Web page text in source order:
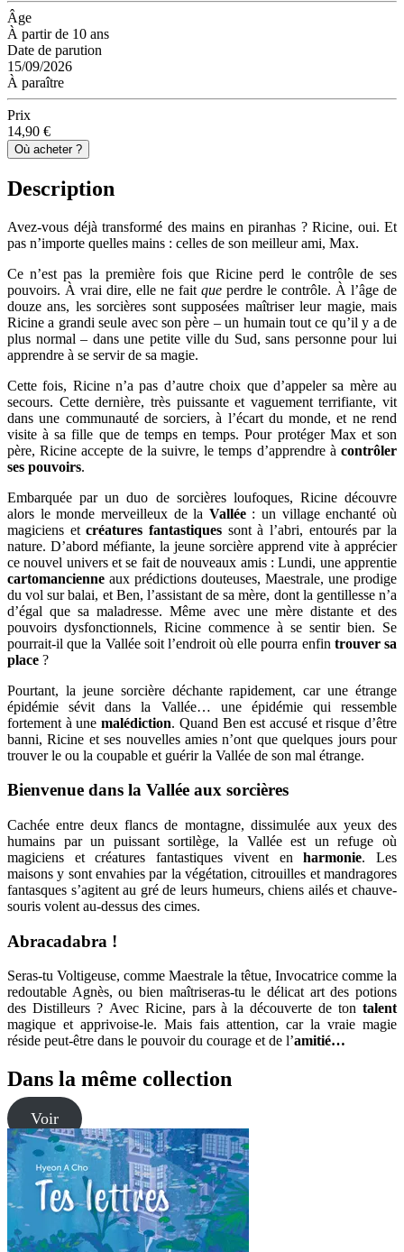
Âge
À partir de 10 ans
Date de parution
15/09/2026
À paraître
Prix
14,90 €
Où acheter ?
Description
Avez-vous déjà transformé des mains en piranhas ? Ricine, oui. Et
pas n’importe quelles mains : celles de son meilleur ami, Max.
Ce n’est pas la première fois que Ricine perd le contrôle de ses
pouvoirs. À vrai dire, elle ne fait que perdre le contrôle. À l’âge de
douze ans, les sorcières sont supposées maîtriser leur magie, mais
Ricine a grandi seule avec son père – un humain tout ce qu’il y a de
plus normal – dans une petite ville du Sud, sans personne pour lui
apprendre à se servir de sa magie.
Cette fois, Ricine n’a pas d’autre choix que d’appeler sa mère au
secours. Cette dernière, très puissante et vaguement terrifiante, vit
dans une communauté de sorciers, à l’écart du monde, et ne rend
visite à sa fille que de temps en temps. Pour protéger Max et son
père, Ricine accepte de la suivre, le temps d’apprendre à contrôler
ses pouvoirs.
Embarquée par un duo de sorcières loufoques, Ricine découvre
alors le monde merveilleux de la Vallée: un village enchanté où
magiciens etcréatures fantastiques sont à l’abri, entourés par la
nature. D’abord méfiante, la jeune sorcière apprend vite à apprécier
ce nouvel univers et se fait de nouveaux amis : Lundi, une apprentie
cartomancienne aux prédictions douteuses, Maestrale, une prodige
du vol sur balai, et Ben, l’assistant de sa mère, dont la gentillesse n’a
d’égal que sa maladresse. Même avec une mère distante et des
pouvoirs dysfonctionnels, Ricine commence à se sentir bien. Se
pourrait-il que la Vallée soit l’endroit où elle pourra enfin trouver sa
place ?
Pourtant, la jeune sorcière déchante rapidement, car une étrange
épidémie sévit dans la Vallée… une épidémie qui ressemble
fortement à unemalédiction. Quand Ben est accusé et risque d’être
banni, Ricine et ses nouvelles amies n’ont que quelques jours pour
trouver le ou la coupable et guérir la Vallée de son mal étrange.
Bienvenue dans la Vallée aux sorcières
Cachée entre deux flancs de montagne, dissimulée aux yeux des
humains par un puissant sortilège, la Vallée est un refuge où
magiciens et créatures fantastiques vivent enharmonie.Les
maisons y sont envahies par la végétation, citrouilles et mandragores
fantasques s’agitent au gré de leurs humeurs, chiens ailés et chauve-
souris volent au-dessus des cimes.
Abracadabra !
Seras-tu Voltigeuse, comme Maestrale la têtue, Invocatrice comme la
redoutable Agnès, ou bien maîtriseras-tu le délicat art des potions
des Distilleurs ? Avec Ricine, pars à la découverte de ton talent
magique et apprivoise-le. Mais fais attention, car la vraie magie
réside peut-être dans le pouvoir du courage et de l’amitié…
Dans la même collection
Voir